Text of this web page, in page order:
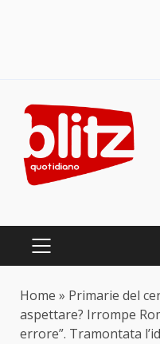
content
PRIMARY
Home » Primarie del
aspettare? Irrompe
errore”. Tramontata